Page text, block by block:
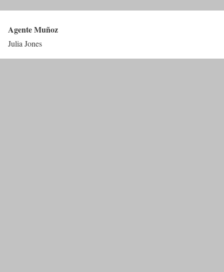
Agente Muñoz
Julia Jones